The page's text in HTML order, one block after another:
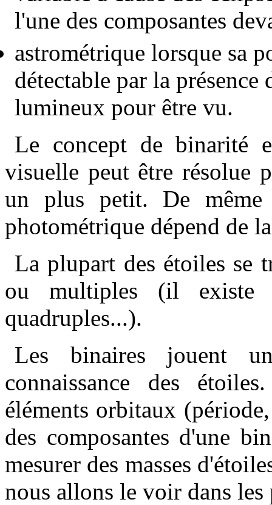
l'une des composantes
astrométrique lorsque sa
détectable par la
lumineux pour être vu.
Le concept de binarité
visuelle peut être résolue
un plus petit. De même
photométrique dépend de
La plupart des étoiles se
ou multiples (il existe
quadruples...).
Les binaires jouent
connaissance des
éléments orbitaux
des composantes d'une
mesurer des masses
nous allons le voir dans les